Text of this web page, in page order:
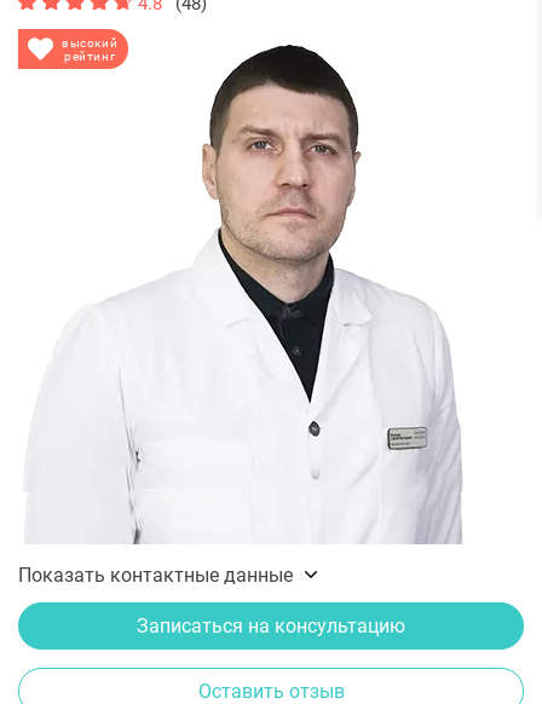
высокий
рейтинг
Показать контактные данные
Записаться на консультацию
Оставить отзыв